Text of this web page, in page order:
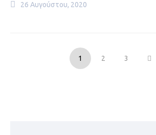
26 Αυγούστου, 2020
1 2 3